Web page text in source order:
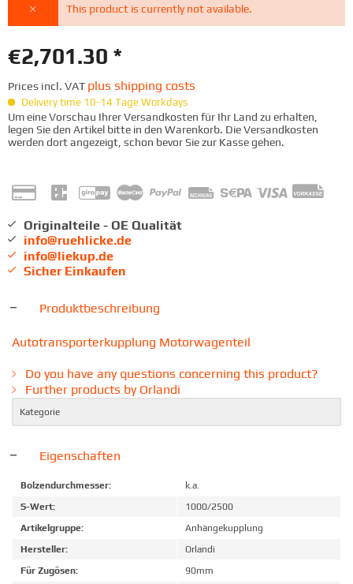
This product is currently not available.
€2,701.30 *
Prices incl. VAT plus shipping costs
Delivery time 10-14 Tage Workdays
Um eine Vorschau Ihrer Versandkosten für Ihr Land zu erhalten,
legen Sie den Artikel bitte in den Warenkorb. Die Versandkosten
werden dort angezeigt, schon bevor Sie zur Kasse gehen.
Originalteile - OE Qualität
info@ruehlicke.de
info@liekup.de
Sicher Einkaufen
Produktbeschreibung
Autotransporterkupplung Motorwagenteil
Do you have any questions concerning this product?
Further products by Orlandi
Kategorie
Eigenschaften
Bolzendurchmesser:
k.a.
S-Wert:
1000/2500
Artikelgruppe:
Anhängekupplung
Hersteller:
Orlandi
Für Zugösen:
90mm